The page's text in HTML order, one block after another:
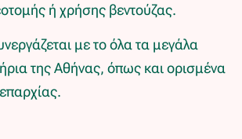
ή χρήσης βεντούζας.
με το όλα τα μεγάλα
της Αθήνας, όπως και ορισμένα